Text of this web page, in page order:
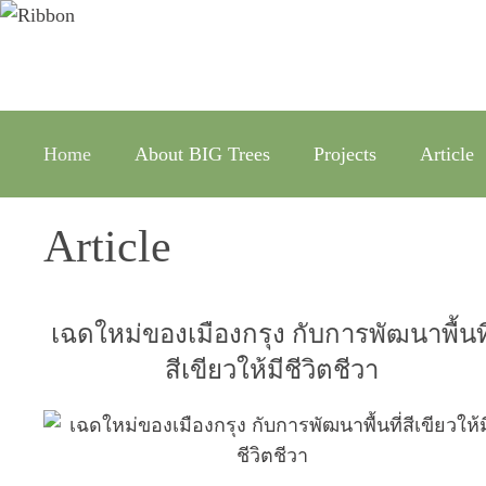
Home About BIG Trees Projects Article
Article
เฉดใหม่ของเมืองกรุง กับการพัฒนาพื้น
สีเขียวให้มีชีวิตชีวา